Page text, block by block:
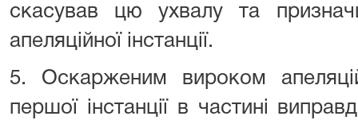
скасував цю ухвалу та
апеляційної інстанції.
5. Оскарженим вироком
першої інстанції в частині